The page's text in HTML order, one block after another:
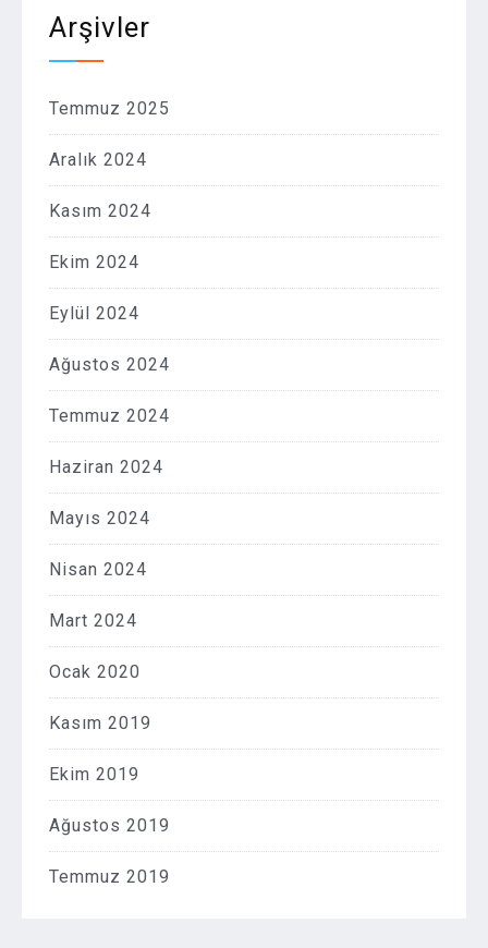
Arşivler
Temmuz 2025
Aralık 2024
Kasım 2024
Ekim 2024
Eylül 2024
Ağustos 2024
Temmuz 2024
Haziran 2024
Mayıs 2024
Nisan 2024
Mart 2024
Ocak 2020
Kasım 2019
Ekim 2019
Ağustos 2019
Temmuz 2019